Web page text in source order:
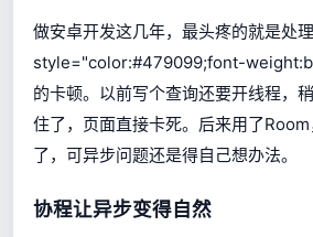
做安卓开发这几年，最头疼的就是处理
style="color:#479099;font-
的卡顿。以前写个查询还要开线程，
住了，页面直接卡死。后来用了
了，可异步问题还是得自己想办法。
协程让异步变得自然